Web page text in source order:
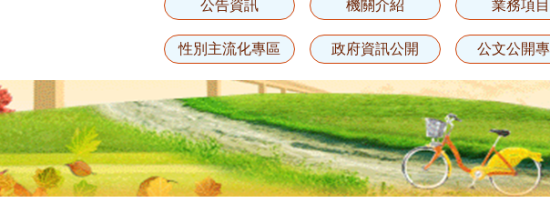
公告資訊 機關介紹 業務項目
性別主流化專區 政府資訊公開 公文公開